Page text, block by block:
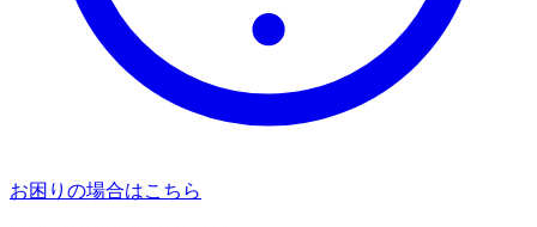
お困りの場合はこちら